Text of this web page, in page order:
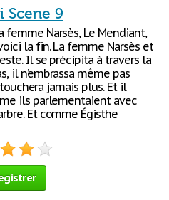
Scene 9
femme Narsès, Le Mendiant,
la fin. La femme Narsès et
Il se précipita à travers la
il n’embrassa même pas
jamais plus. Et il
ils parlementaient avec
Et comme Égisthe